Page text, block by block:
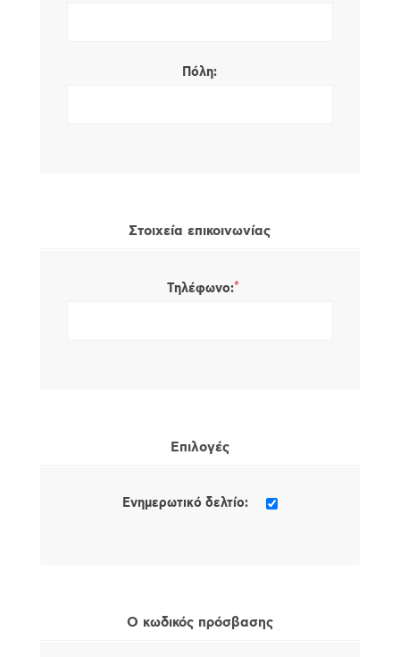
Πόλη:
Στοιχεία επικοινωνίας
Τηλέφωνο:*
Επιλογές
Ενημερωτικό δελτίο:
Ο κωδικός πρόσβασης